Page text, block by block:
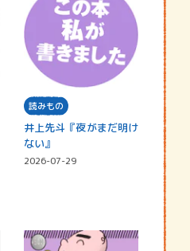
読みもの
井上先斗『夜がまだ明け
ない』
2026-07-29